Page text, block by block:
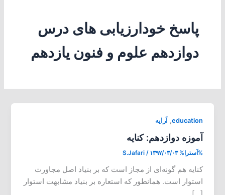
پاسخ خودارزیابی های درس
دوازدهم علوم و فنون یازدهم
education
, آرایه
آموزه دوازدهم: کنایه
%آسترا% S.Jafari / ۱۳۹۷/۰۳/۰۳
کنایه هم گونه‌ای از مجاز است که بر بنیاد اصل مجاورت
استوار است. همانطور که استعاره بر بنیاد مشابهت استوار